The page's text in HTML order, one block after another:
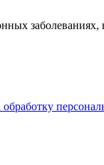
обработку